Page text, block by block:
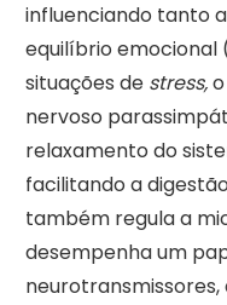
influenciando tanto
equilíbrio emocional
situações de stress,o
nervoso
relaxamento do
facilitando a
também regula a
desempenha um